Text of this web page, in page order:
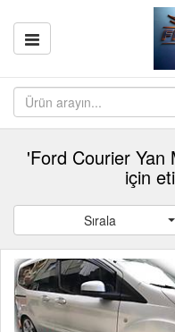
'Ford Courier Yan
için
Sırala